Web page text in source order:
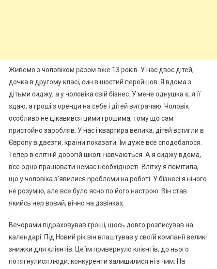
Живемо з чоловіком разом вже 13 років. У нас двоє дітей,
дочка в другому класі, син в шостий перейшов. Я вдома з
дітьми сиджу, а у чоловіка свій бізнес. У мене однушка є, я її
здаю, а гроші з оренди на себе і дітей витрачаю. Чоловік
особливо не цікавився цими грошима, тому що сам
пристойно заробляв. У нас і квартира велика, дітей встигли в
Європу відвезти, країни показати. Їм дуже все сподобалося.
Тепер в елітній дорогій школі навчаються. А я сиджу вдома,
все одно працювати немає необхідності. Влітку я помітила,
що у чоловіка з’явилися nроблеми на роботі. У бізнесі я нічого
не розумію, але все було ясно по його настрою. Він став
якийсь нер вовий, вічно на дзвінках.
Вечорами підраховував гроші, щось довго розписував на
календарі. Під Новий рік він влаштував у своїй компанії великі
знижки для клієнтів. Це їм привернуло клієнтів, до нього
потягнулися люди, конкуренти залишилися ні з чим. На